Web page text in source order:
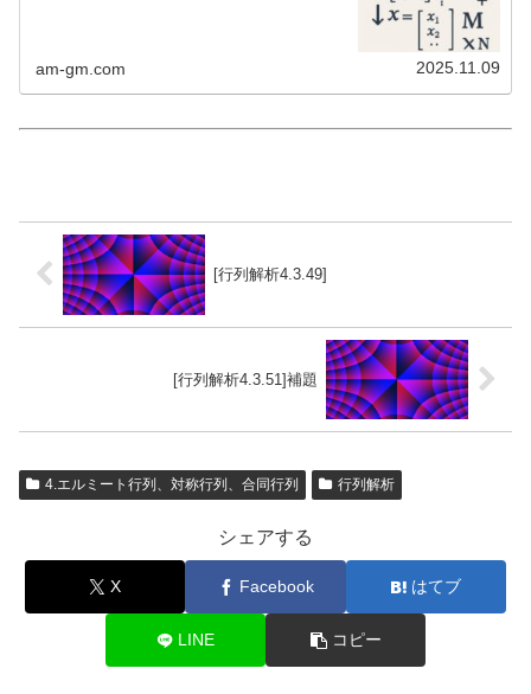
am-gm.com 2025.11.09
[行列解析4.3.49]
[行列解析4.3.51]補題
4.エルミート行列、対称行列、合同行列 行列解析
シェアする
X Facebook はてブ
LINE コピー